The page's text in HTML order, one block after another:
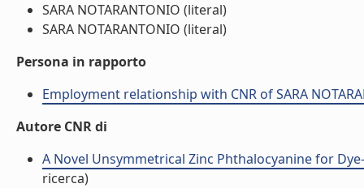
SARA NOTARANTONIO (literal)
SARA NOTARANTONIO (literal)
Persona in rapporto
Employment relationship with CNR of SARA
Autore CNR di
A Novel Unsymmetrical Zinc Phthalocyanine for
ricerca)